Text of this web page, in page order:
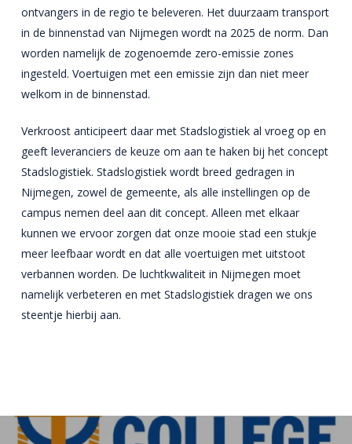
Algemeen
Opslag
Handyman
Offerte aanvragen
Zakelijk
Opslag
Logistiek
Vastgoedservices
ICT
Archief
Archief services
Beheer
Opslag
Vernietiging
Opslag
Meubel
Pallet
Sectie
ontvangers in de regio te beleveren. Het duurzaam transport
in de binnenstad van Nijmegen wordt na 2025 de norm. Dan
worden namelijk de zogenoemde zero-emissie zones
ingesteld. Voertuigen met een emissie zijn dan niet meer
welkom in de binnenstad.
Verkroost anticipeert daar met Stadslogistiek al vroeg op en
geeft leveranciers de keuze om aan te haken bij het concept
Stadslogistiek. Stadslogistiek wordt breed gedragen in
Nijmegen, zowel de gemeente, als alle instellingen op de
campus nemen deel aan dit concept. Alleen met elkaar
kunnen we ervoor zorgen dat onze mooie stad een stukje
meer leefbaar wordt en dat alle voertuigen met uitstoot
verbannen worden. De luchtkwaliteit in Nijmegen moet
namelijk verbeteren en met Stadslogistiek dragen we ons
steentje hierbij aan.